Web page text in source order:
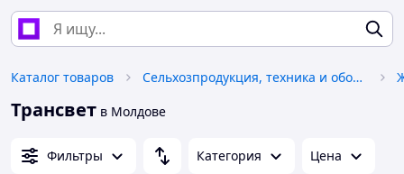
Каталог товаров Сельхозпродукция, техника и оборудование
Трансвет в Молдове
Фильтры Категория Цена